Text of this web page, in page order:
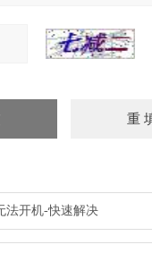
法开机-快速解决